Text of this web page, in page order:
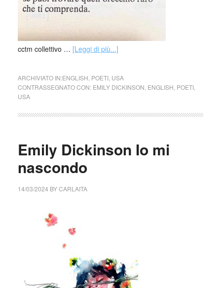
cctm collettivo … [Leggi di più...]
ARCHIVIATO IN:ENGLISH POETI, USA
CONTRASSEGNATO CON: EMILY DICKINSON ENGLISH POETI,
USA
Emily Dickinson Io mi
nascondo
14/03/2024 BYCARLAITA